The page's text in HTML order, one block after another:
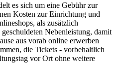
es sich um eine Gebühr zur
Kosten zur Einrichtung und
als zusätzlich
Nebenleistung, damit
aus vorab online erwerben
die Tickets - vorbehaltlich
vor Ort ohne weitere